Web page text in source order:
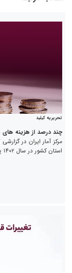
تحریریه کیلید
چند درصد از هزینه
استان کشور در سال ۱۴۰۲ پرداخته است. بر اساس این گزارش تهرانی ها […]